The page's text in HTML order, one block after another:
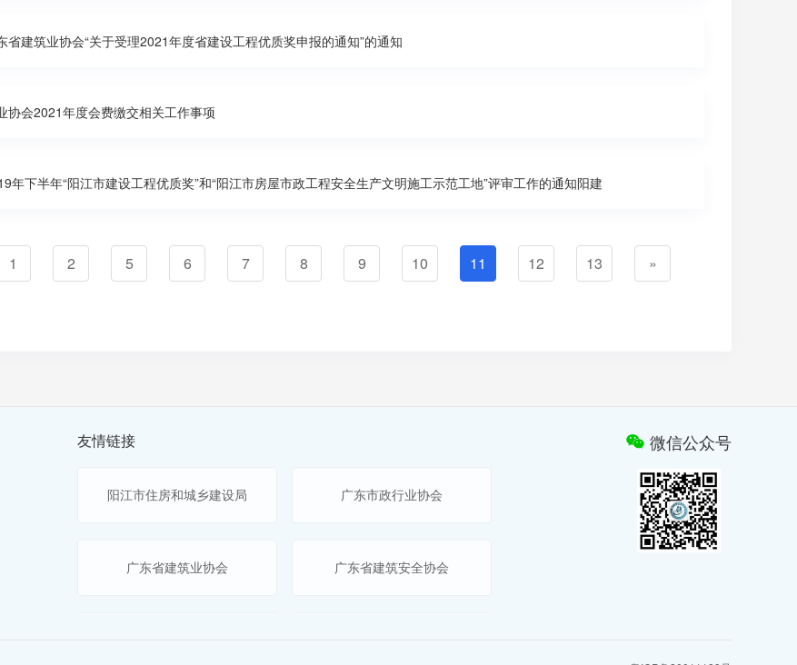
省建筑业协会“关于受理2021年度省建设工程优质奖申报的通知”的通知
协会2021年度会费缴交相关工作事项
年下半年“阳江市建设工程优质奖”和“阳江市房屋市政工程安全生产文明施工示范工地”评审工作的通知阳建
1 2 5 6 7 8 9 10 11 12 13 »
友情链接
阳江市住房和城乡建设局 广东市政行业协会
广东省建筑业协会 广东省建筑安全协会
微信公众号